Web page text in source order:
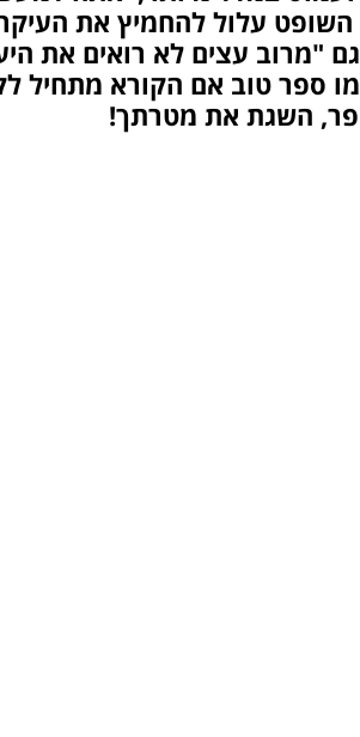
עלול להחמיץ את
"מרוב עצים לא רואים את
ספר טוב אם הקורא מתחיל
השגת את מטרתך!